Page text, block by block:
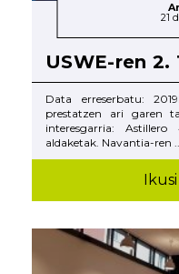
21
USWE-ren 2.
Data erreserbatu:
prestatzen ari garen
interesgarria:
aldaketak. Navantia-ren